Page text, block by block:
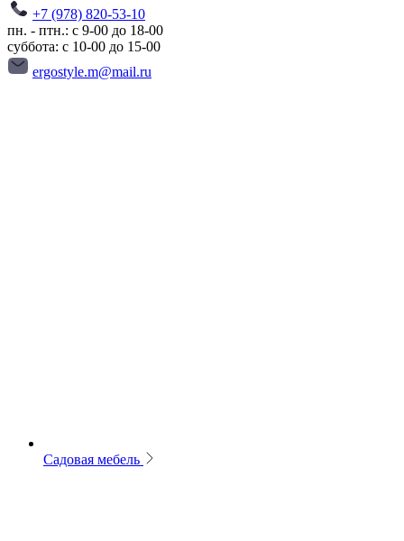
+7 (978) 820-53-10
пн. - птн.: с 9-00 до 18-00
суббота: с 10-00 до 15-00
ergostyle.m@mail.ru
Садовая мебель